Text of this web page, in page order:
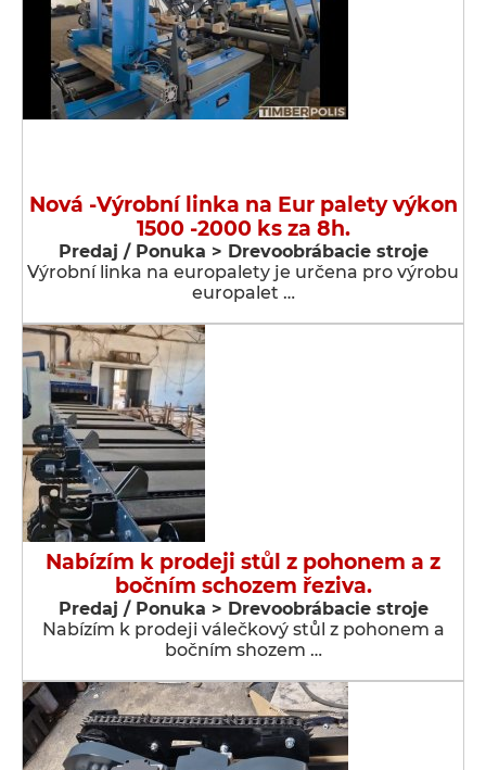
Nová -Výrobní linka na Eur palety výkon
1500 -2000 ks za 8h.
Predaj / Ponuka > Drevoobrábacie stroje
Výrobní linka na europalety je určena pro výrobu
europalet …
Nabízím k prodeji stůl z pohonem a z
bočním schozem řeziva.
Predaj / Ponuka > Drevoobrábacie stroje
Nabízím k prodeji válečkový stůl z pohonem a
bočním shozem …